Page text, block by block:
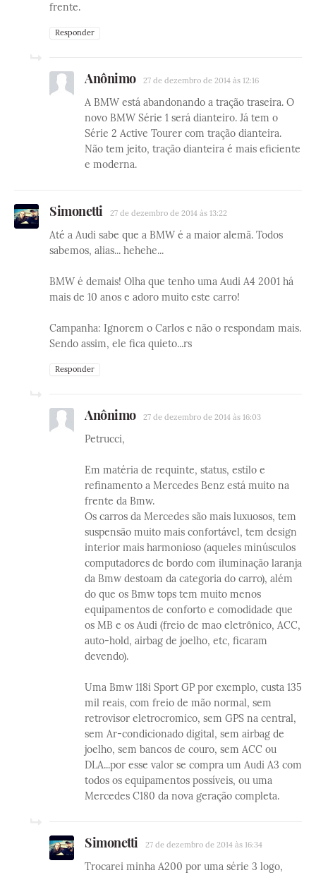
frente.
Responder
Anônimo 27 de dezembro de 2014 às 12:16
A BMW está abandonando a tração traseira. O
novo BMW Série 1 será dianteiro. Já tem o
Série 2 Active Tourer com tração dianteira.
Não tem jeito, tração dianteira é mais eficiente
e moderna.
Simonetti 27 de dezembro de 2014 às 13:22
Até a Audi sabe que a BMW é a maior alemã. Todos
sabemos, alias... hehehe...
BMW é demais! Olha que tenho uma Audi A4 2001 há
mais de 10 anos e adoro muito este carro!
Campanha: Ignorem o Carlos e não o respondam mais.
Sendo assim, ele fica quieto...rs
Responder
Anônimo 27 de dezembro de 2014 às 16:03
Petrucci,
Em matéria de requinte, status, estilo e
refinamento a Mercedes Benz está muito na
frente da Bmw.
Os carros da Mercedes são mais luxuosos, tem
suspensão muito mais confortável, tem design
interior mais harmonioso (aqueles minúsculos
computadores de bordo com iluminação laranja
da Bmw destoam da categoria do carro), além
do que os Bmw tops tem muito menos
equipamentos de conforto e comodidade que
os MB e os Audi (freio de mao eletrônico, ACC,
auto-hold, airbag de joelho, etc, ficaram
devendo).
Uma Bmw 118i Sport GP por exemplo, custa 135
mil reais, com freio de mão normal, sem
retrovisor eletrocromico, sem GPS na central,
sem Ar-condicionado digital, sem airbag de
joelho, sem bancos de couro, sem ACC ou
DLA...por esse valor se compra um Audi A3 com
todos os equipamentos possíveis, ou uma
Mercedes C180 da nova geração completa.
Simonetti 27 de dezembro de 2014 às 16:34
Trocarei minha A200 por uma série 3 logo,